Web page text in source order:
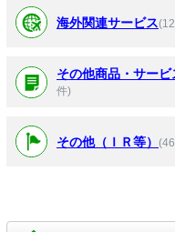
海外関連サービス
その他商品・サービ
件)
その他（ＩＲ等）